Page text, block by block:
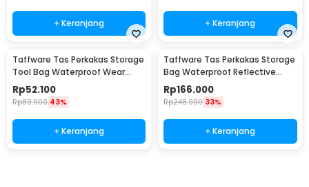
+ Keranjang + Keranjang
Taffware Tas Perkakas Storage
Tool Bag Waterproof Wear
Resistant 13 Inch - A03403
Rp52.100
Rp89.900 43%
+ Keranjang
Taffware Tas Perkakas Storage
Bag Waterproof Reflective
Strips 23 Inch - A03369
Rp166.000
Rp246.900 33%
+ Keranjang